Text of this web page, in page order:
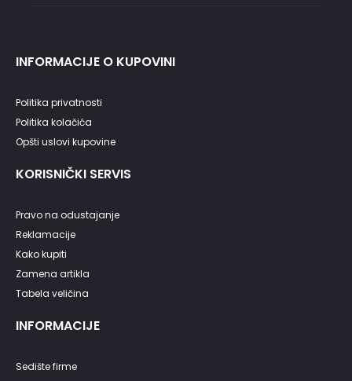
INFORMACIJE O KUPOVINI
Politika privatnosti
Politika kolačića
Opšti uslovi kupovine
KORISNIČKI SERVIS
Pravo na odustajanje
Reklamacije
Kako kupiti
Zamena artikla
Tabela veličina
INFORMACIJE
Sedište firme